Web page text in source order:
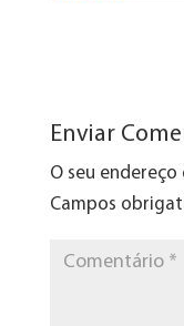
Enviar
O seu
Campos